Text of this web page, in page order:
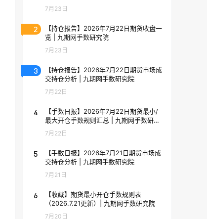
7月23日
2
【持仓报告】2026年7月22日期货收盘一
览 | 九期网手数研究院
7月23日
3
【持仓报告】2026年7月22日期货市场成
交持仓分析 | 九期网手数研究院
7月22日
4
【手数日报】2026年7月22日期货最小/
最大开仓手数规则汇总 | 九期网手数研究
院
7月22日
5
【手数日报】2026年7月21日期货市场成
交持仓分析 | 九期网手数研究院
7月21日
6
【收藏】期货最小开仓手数规则表
（2026.7.21更新）| 九期网手数研究院
7月20日